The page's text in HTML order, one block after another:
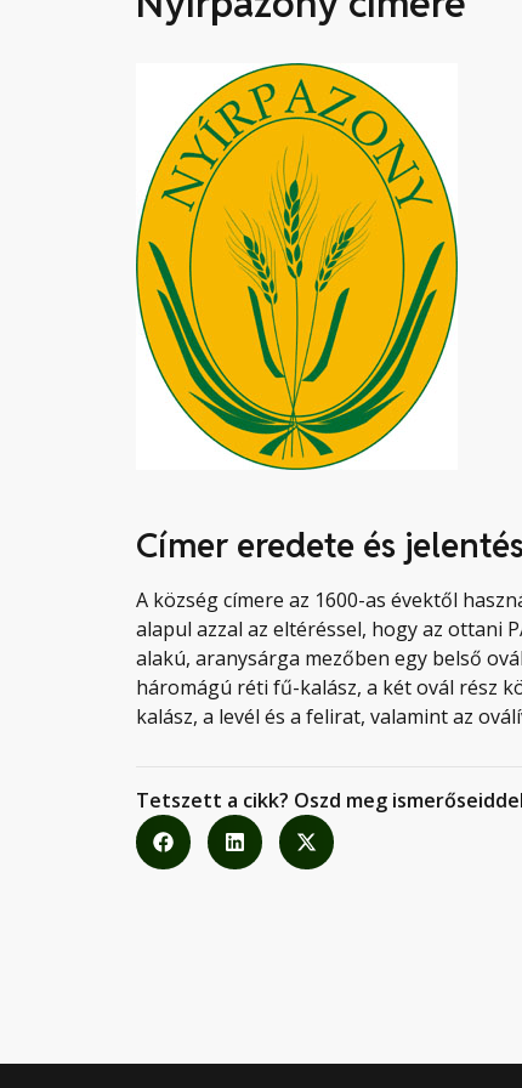
Címer eredete és
A község címere az 1600-as évektől
alapul azzal az eltéréssel, hogy az ottani
alakú, aranysárga mezőben egy belső
háromágú réti fű-kalász, a két ovál rész
kalász, a levél és a felirat, valamint az
Tetszett a cikk? Oszd meg